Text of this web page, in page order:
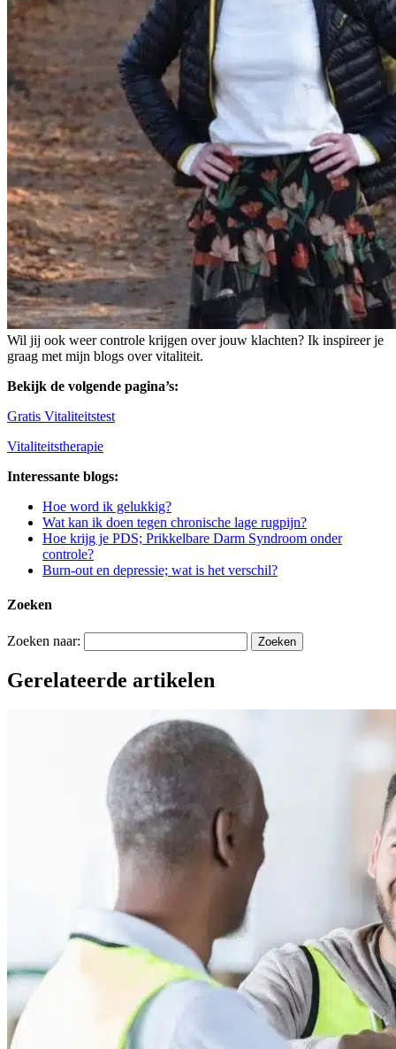
Wil jij ook weer controle krijgen over jouw klachten? Ik inspireer je
graag met mijn blogs over vitaliteit.
Bekijk de volgende pagina’s:
Gratis Vitaliteitstest
Vitaliteitstherapie
Interessante blogs:
Hoe word ik gelukkig?
Wat kan ik doen tegen chronische lage rugpijn?
Hoe krijg je PDS; Prikkelbare Darm Syndroom onder
controle?
Burn-out en depressie; wat is het verschil?
Zoeken
Zoeken naar:
Gerelateerde artikelen